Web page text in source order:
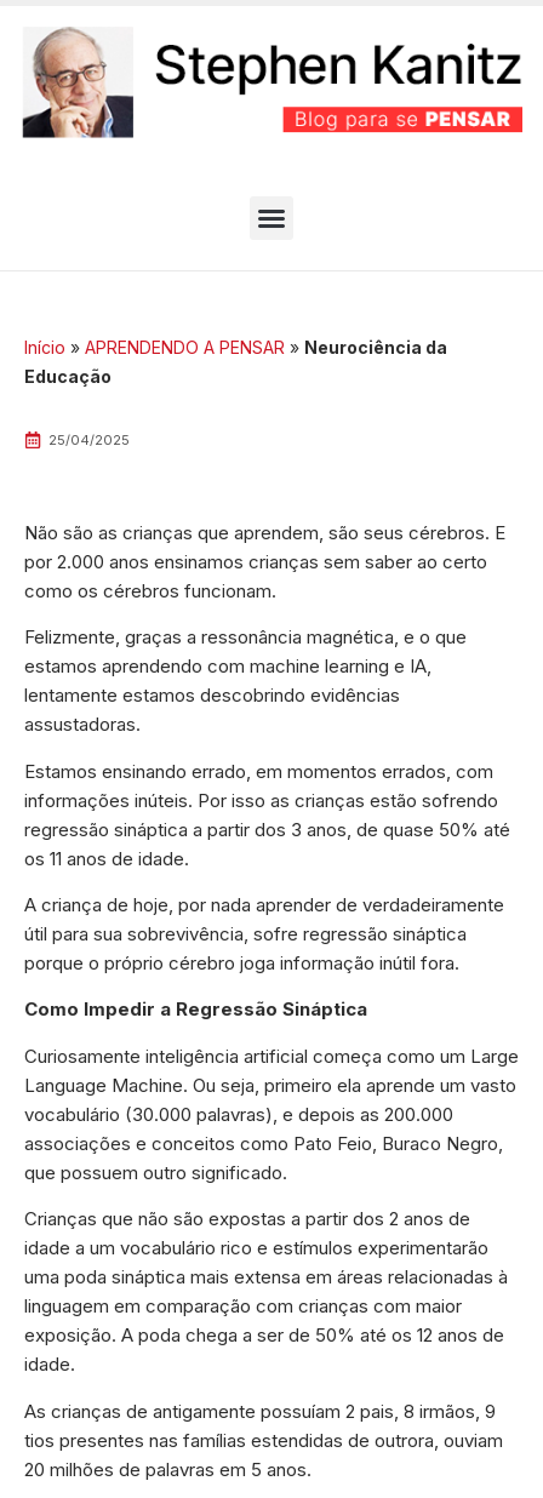
Início » APRENDENDO A PENSAR » Neurociência da
Educação
25/04/2025
Não são as crianças que aprendem, são seus cérebros. E
por 2.000 anos ensinamos crianças sem saber ao certo
como os cérebros funcionam.
Felizmente, graças a ressonância magnética, e o que
estamos aprendendo com machine learning e IA,
lentamente estamos descobrindo evidências
assustadoras.
Estamos ensinando errado, em momentos errados, com
informações inúteis. Por isso as crianças estão sofrendo
regressão sináptica a partir dos 3 anos, de quase 50% até
os 11 anos de idade.
A criança de hoje, por nada aprender de verdadeiramente
útil para sua sobrevivência, sofre regressão sináptica
porque o próprio cérebro joga informação inútil fora.
Como Impedir a Regressão Sináptica
Curiosamente inteligência artificial começa como um Large
Language Machine. Ou seja, primeiro ela aprende um vasto
vocabulário (30.000 palavras), e depois as 200.000
associações e conceitos como Pato Feio, Buraco Negro,
que possuem outro significado.
Crianças que não são expostas a partir dos 2 anos de
idade a um vocabulário rico e estímulos experimentarão
uma poda sináptica mais extensa em áreas relacionadas à
linguagem em comparação com crianças com maior
exposição. A poda chega a ser de 50% até os 12 anos de
idade.
As crianças de antigamente possuíam 2 pais, 8 irmãos, 9
tios presentes nas famílias estendidas de outrora, ouviam
20 milhões de palavras em 5 anos.